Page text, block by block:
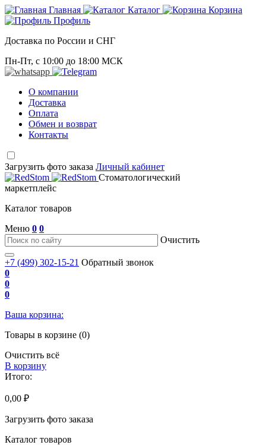
Главная Каталог
Корзина
Профиль
Доставка по России и СНГ
Пн-Пт, с 10:00 до 18:00 МСК
О компании
Доставка
Оплата
Обмен и возврат
Контакты
Загрузить фото заказа Личный кабинет
Стоматологический
маркетплейс
Каталог товаров
Меню 0 0
Очистить
+7 (499) 302-15-21 Обратный звонок
0
0
0
Ваша корзина:
Товары в корзине (0)
Очистить всё
В корзину
Итого:
0,00 ₽
Загрузить фото заказа
Каталог товаров